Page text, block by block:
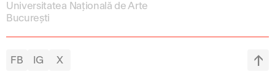
Universitatea Națională de Arte
București
FB IG X